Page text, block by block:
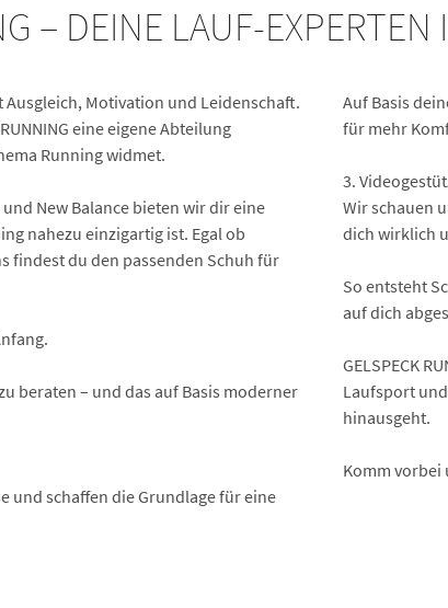
– DEINE LAUF-EXPERTEN
Ausgleich, Motivation und Leidenschaft.
eine eigene Abteilung
Running widmet.
und New Balance bieten wir dir eine
nahezu einzigartig ist. Egal ob
findest du den passenden Schuh für
beraten – und das auf Basis moderner
und schaffen die Grundlage für eine
Auf Basis
für mehr
3.
Wir schauen
dich wirklich
So entsteht
auf dich
GELSPECK
Laufsport
hinausgeht.
Komm vorbei